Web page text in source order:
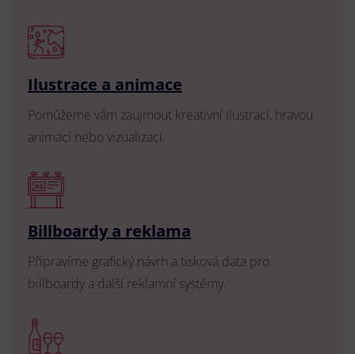
Ilustrace a animace
Pomůžeme vám zaujmout kreativní ilustrací, hravou
animací nebo vizualizací.
Billboardy a reklama
Připravíme grafický návrh a tisková data pro
billboardy a další reklamní systémy.